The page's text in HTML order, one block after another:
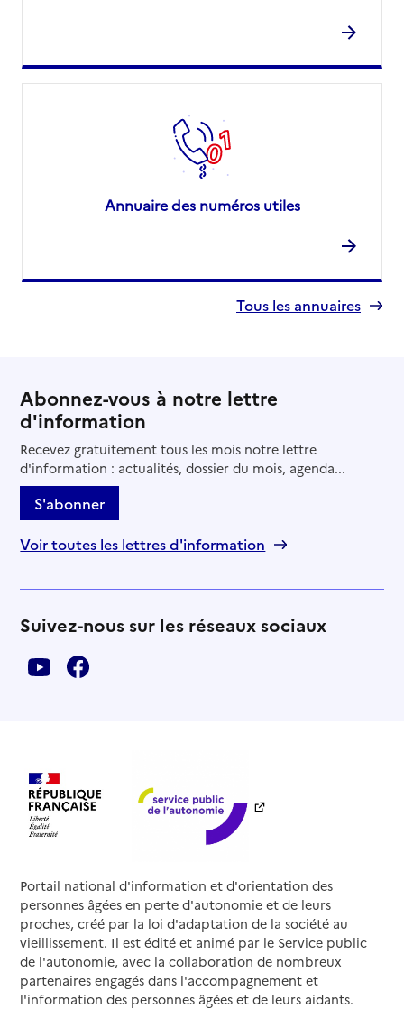
Annuaire des numéros utiles
Tous les annuaires
Abonnez-vous à notre lettre
d'information
Recevez gratuitement tous les mois notre lettre
d'information : actualités, dossier du mois, agenda...
S'abonner
Voir toutes les lettres d'information
Suivez-nous sur les réseaux sociaux
Portail national d'information et d'orientation des
personnes âgées en perte d'autonomie et de leurs
proches, créé par la loi d'adaptation de la société au
vieillissement. Il est édité et animé par le Service public
de l'autonomie, avec la collaboration de nombreux
partenaires engagés dans l'accompagnement et
l'information des personnes âgées et de leurs aidants.